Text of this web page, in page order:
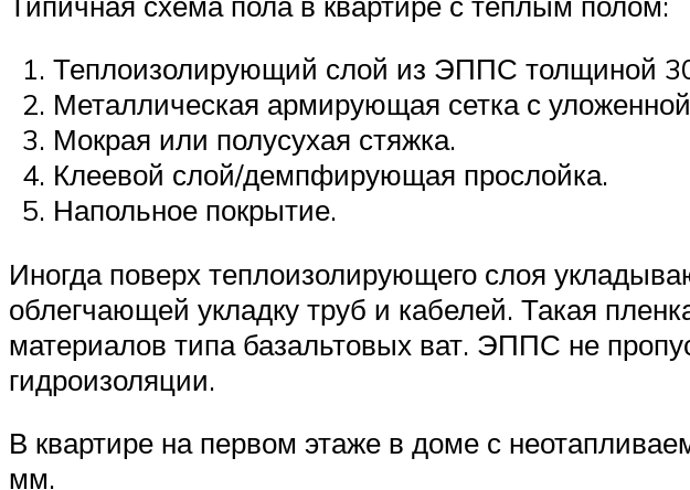
Теплоизолирующий слой из ЭППС толщиной
Металлическая армирующая сетка с
Мокрая или полусухая стяжка.
Клеевой слой/демпфирующая прослойка.
Напольное покрытие.
Иногда поверх теплоизолирующего слоя
облегчающей укладку труб и кабелей. Такая
материалов типа базальтовых ват. ЭППС не
гидроизоляции.
В квартире на первом этаже в доме с
мм.